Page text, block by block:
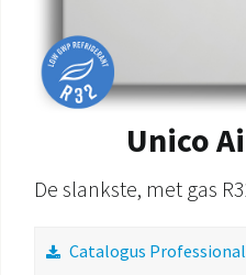
Unico
De slankste, met gas
Catalogus Professional